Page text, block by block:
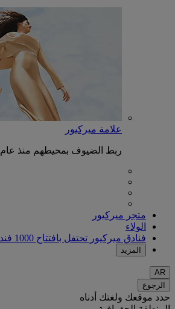
علامة ميركيور
ربط الضيوف بمحيطهم منذ عام 1973
متجر ميركيور
الولاء
فنادق ميركيور تحتفل بافتتاح 1000 فندق
المزيد
AR
الرجوع
حدد موقعك ولغتك أدناه